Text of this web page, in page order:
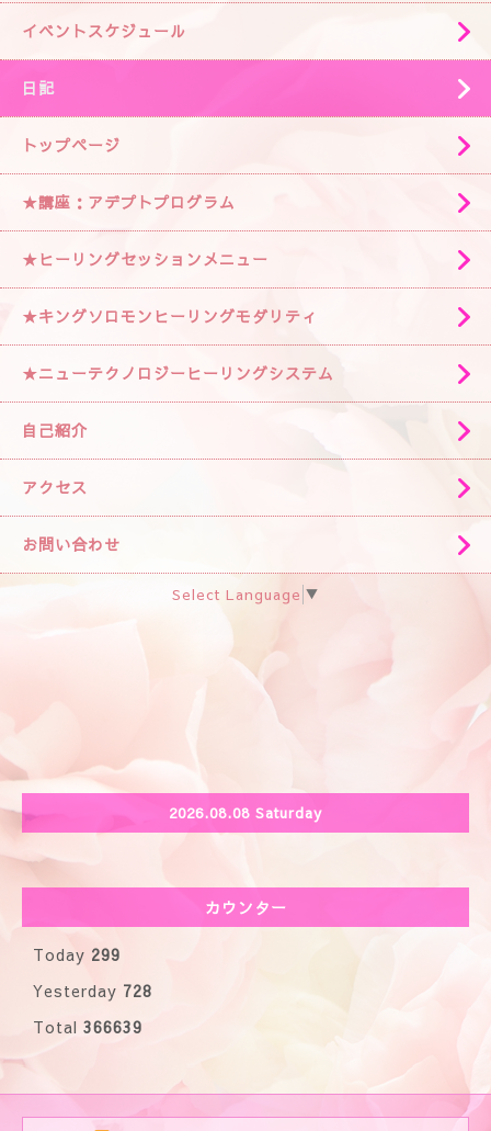
イベントスケジュール
日記
トップページ
★講座：アデプトプログラム
★ヒーリングセッションメニュー
★キングソロモンヒーリングモダリティ
★ニューテクノロジーヒーリングシステム
自己紹介
アクセス
お問い合わせ
Select Language ▼
2026.08.08 Saturday
カウンター
Today 299
Yesterday 728
Total 366639